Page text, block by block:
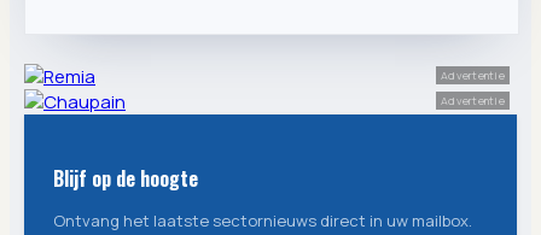
Advertentie
Advertentie
Blijf op de hoogte
Ontvang het laatste sectornieuws direct in uw mailbox.